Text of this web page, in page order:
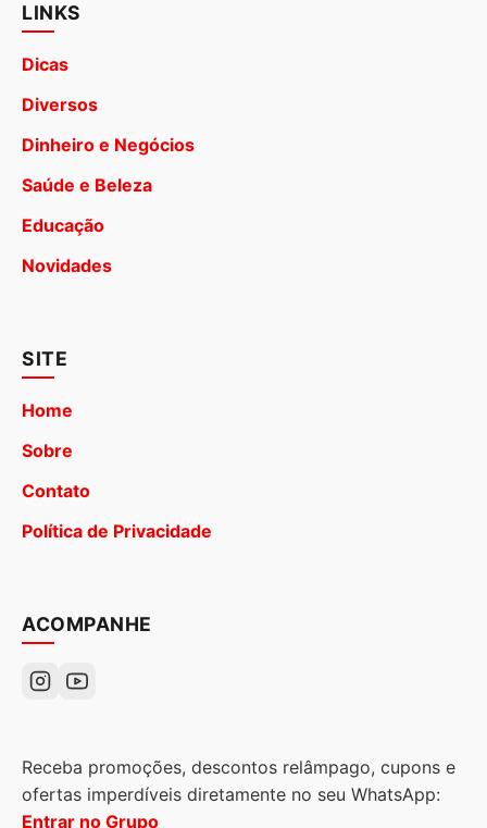
LINKS
Dicas
Diversos
Dinheiro e Negócios
Saúde e Beleza
Educação
Novidades
SITE
Home
Sobre
Contato
Política de Privacidade
ACOMPANHE
Receba promoções, descontos relâmpago, cupons e
ofertas imperdíveis diretamente no seu WhatsApp:
Entrar no Grupo